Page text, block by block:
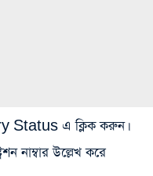
এ ক্লিক করুন।
নাম্বার উল্লেখ করে